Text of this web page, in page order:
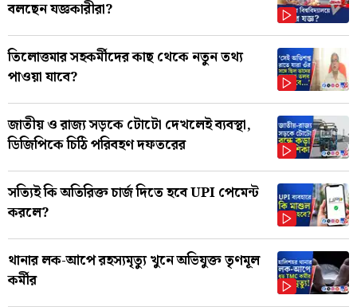
বলছেন যজ্ঞকারীরা?
তিলোত্তমার সহকর্মীদের কাছ থেকে নতুন তথ্য
পাওয়া যাবে?
জাতীয় ও রাজ্য সড়কে টোটো দেখলেই ব্যবস্থা,
ডিজিপিকে চিঠি পরিবহণ দফতরের
সত্যিই কি অতিরিক্ত চার্জ দিতে হবে UPI পেমেন্ট
করলে?
থানার লক-আপে রহস্যমৃত্যু খুনে অভিযুক্ত তৃণমূল
কর্মীর